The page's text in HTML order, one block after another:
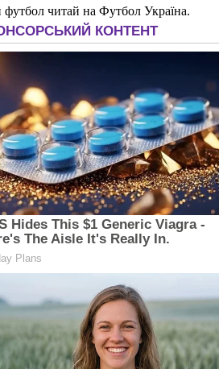
футбол читай на Футбол Україна.